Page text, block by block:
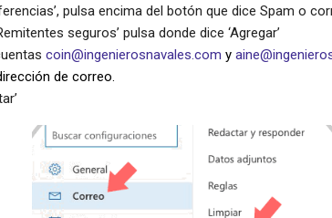
pulsa encima del botón que dice Spam o
seguros’ pulsa donde dice ‘Agregar’
coin@ingenierosnavales.com y
de correo.